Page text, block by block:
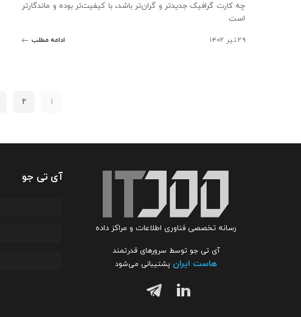
چه کارت گرافیک جدیدتر و گران‌تر باشد، با کیفیت‌تر بوده و ماندگارتر
است
۲۹ تیر ۱۴۰۲ ادامه مطلب
1
2
رسانه تخصصی فناوری اطلاعات و مراکز داده
آی تی جو توسط سرورهای قدرتمند
هاست ایران پشتیبانی می‌شود
آی تی جو